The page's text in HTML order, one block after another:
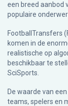
een breed aanbod
populaire
FootballTransfers
komen in de
realistische op
beschikbaar te
SciSports
De waarde van
teams, spelers en